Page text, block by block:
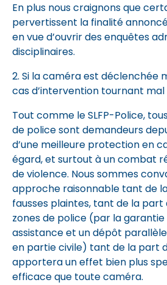
En plus nous craignons que
pervertissent la finalité
en vue d’ouvrir des enquêtes
disciplinaires.
2. Si la caméra est déclenchée
cas d’intervention tournant mal
Tout comme le SLFP-Police,
de police sont demandeurs
d’une meilleure protection en
égard, et surtout à un combat
de violence. Nous sommes
approche raisonnable tant de
fausses plaintes, tant de la part
zones de police (par la garantie
assistance et un dépôt
en partie civile) tant de la part
apportera un effet bien plus
efficace que toute caméra.